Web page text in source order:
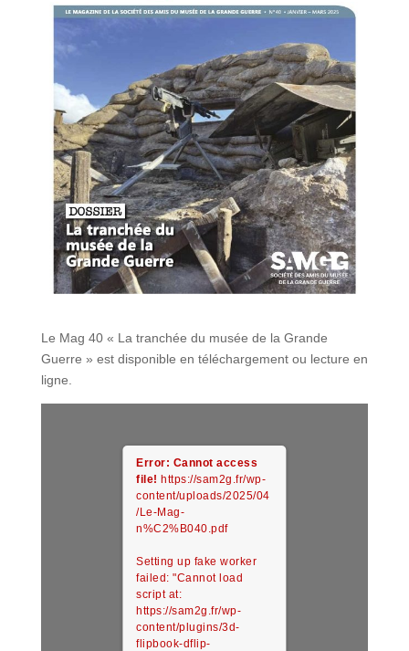
Le Mag 40 « La tranchée du musée de la Grande
Guerre » est disponible en téléchargement ou lecture en
ligne.
Error: Cannot access
file!https://sam2g.fr/wp-
content/uploads/2025/04
/Le-Mag-
n%C2%B040.pdf
Setting up fake worker
failed: "Cannot load
script at:
https://sam2g.fr/wp-
content/plugins/3d-
flipbook-dflip-